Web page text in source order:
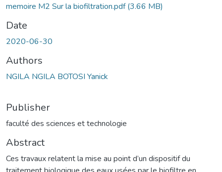
memoire M2 Sur la biofiltration.pdf(3.66 MB)
Date
2020-06-30
Authors
NGILA NGILA BOTOSI Yanick
Publisher
faculté des sciences et technologie
Abstract
Ces travaux relatent la mise au point d’un dispositif du